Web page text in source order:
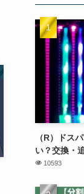
（R）ドス
い？交換・
10593